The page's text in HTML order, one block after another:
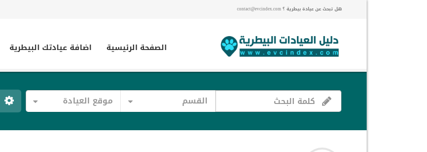
هل تبحث عن عيادة بيطرية ؟ contact@evcindex.com
الصفحة الرئيسية اضافة عيادتك البيطرية
القسم موقع العيادة